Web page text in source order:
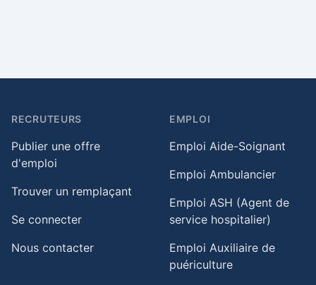
RECRUTEURS
Publier une offre
d'emploi
Trouver un remplaçant
Se connecter
Nous contacter
EMPLOI
Emploi Aide-Soignant
Emploi Ambulancier
Emploi ASH (Agent de
service hospitalier)
Emploi Auxiliaire de
puériculture